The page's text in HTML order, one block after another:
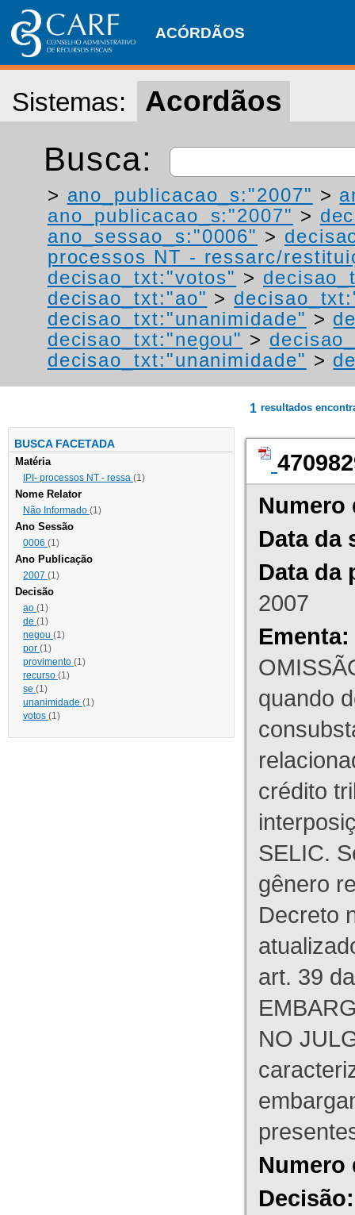
ACÓRDÃOS
Sistemas: Acordãos
Busca:
> ano_publicacao_s:"2007" >
ano_publicacao_s:"2007" >
ano_sessao_s:"0006" >
processos NT - ressarc/
decisao_txt:"votos" >
decisao_txt:"ao" >
decisao_txt:"unanimidade" >
decisao_txt:"negou" >
decisao_txt:"unanimidade" >
BUSCA FACETADA
Matéria
IPI- processos NT - ressa (1)
Nome Relator
Não Informado (1)
Ano Sessão
0006 (1)
Ano Publicação
2007 (1)
Decisão
ao (1)
de (1)
negou (1)
por (1)
provimento (1)
recurso (1)
se (1)
unanimidade (1)
votos (1)
1 resultados
Numero
Data da
Data da
2007
Ementa:
quando
crédito
SELIC.
gênero
Decreto
art. 39
NO
Numero
Decisão: